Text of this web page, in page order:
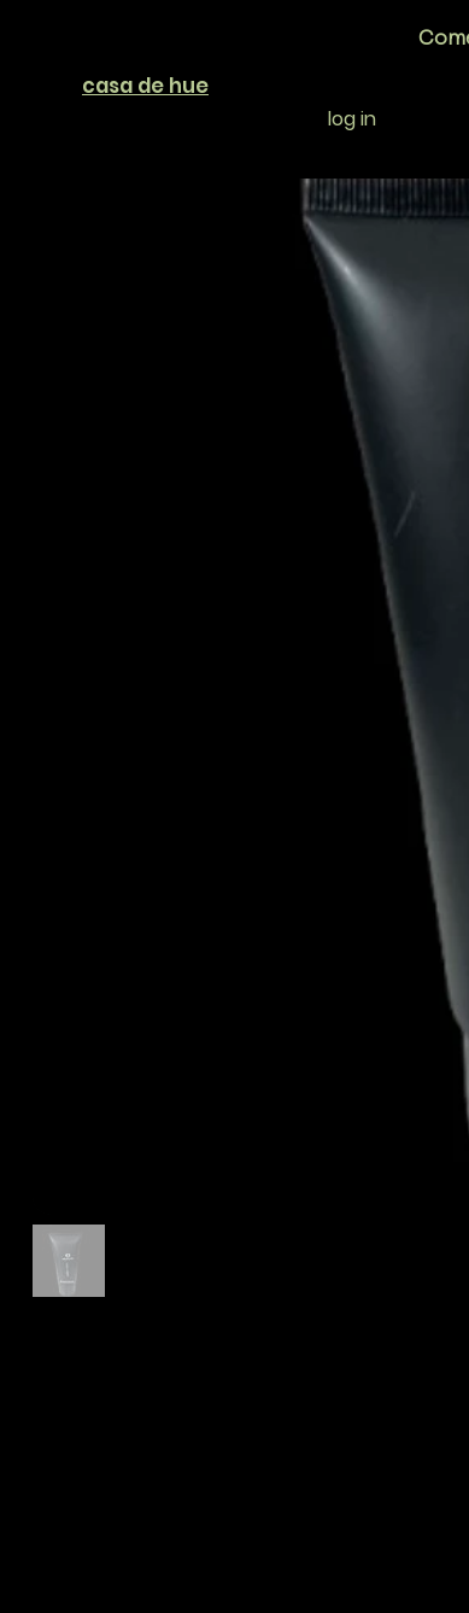
casa de hue
log in